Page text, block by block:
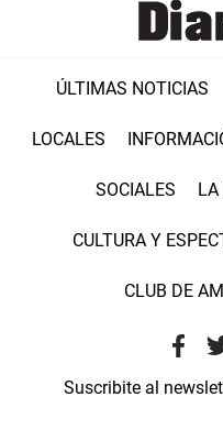
ÚLTIMAS NOTICIAS
LOCALES
SOCIALES LA
CULTURA Y
CLUB DE
Suscribite al